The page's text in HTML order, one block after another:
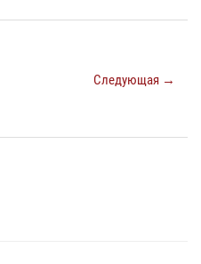
Следующая →